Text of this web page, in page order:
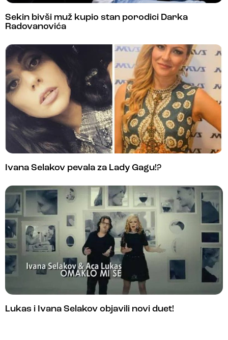
Sekin bivši muž kupio stan porodici Darka
Radovanovića
Ivana Selakov pevala za Lady Gagu!?
Lukas i Ivana Selakov objavili novi duet!